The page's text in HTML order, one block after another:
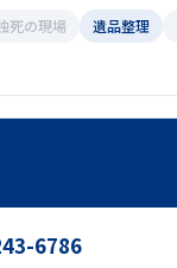
死の現場 遺品整理
6786